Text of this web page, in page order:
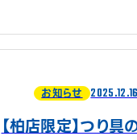
お知らせ
【柏店限定】つり